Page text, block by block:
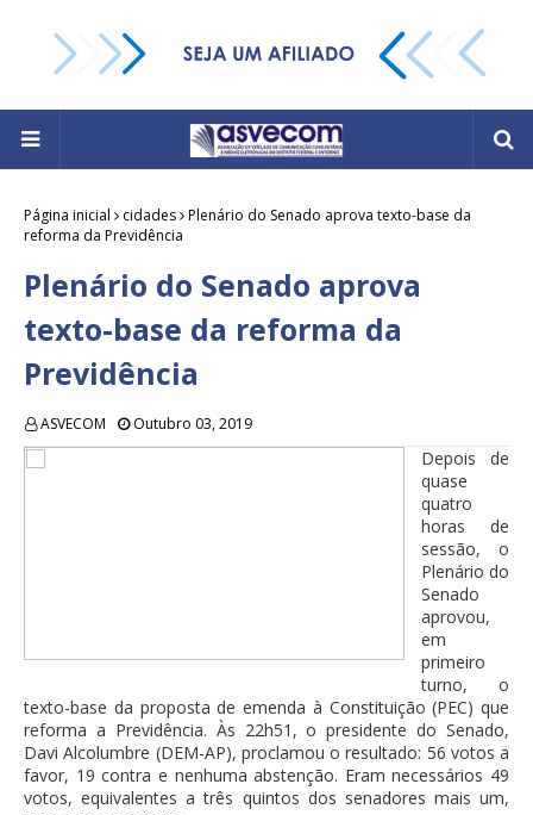
Página inicial cidades Plenário do Senado aprova texto-base da
reforma da Previdência
Plenário do Senado aprova
texto-base da reforma da
Previdência
ASVECOM Outubro 03, 2019
Depois de
quase
quatro
horas de
sessão, o
Plenário do
Senado
aprovou,
em
primeiro
turno, o
texto-base da proposta de emenda à Constituição (PEC) que
reforma a Previdência. Às 22h51, o presidente do Senado,
Davi Alcolumbre (DEM-AP), proclamou o resultado: 56 votos a
favor, 19 contra e nenhuma abstenção. Eram necessários 49
votos, equivalentes a três quintos dos senadores mais um,